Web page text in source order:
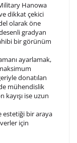
10/ 10
10 / 10
10/ 10
Hanowa
dikkat çekici
olarak öne
gradyan
bir görünüm
ayarlamak,
donatılan
mühendislik
kayışı ise uzun
estetiği bir araya
için